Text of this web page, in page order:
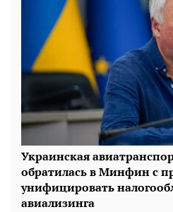
Украинская
обратилась в Минфин с
унифицировать
авиализинга